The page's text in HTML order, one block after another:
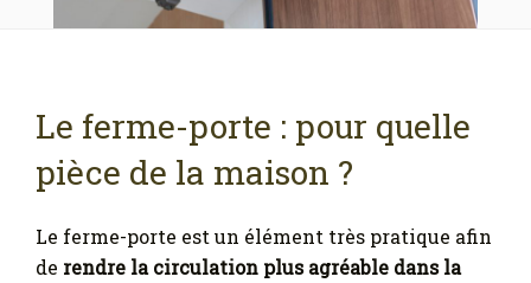
Le ferme-porte : pour quelle
pièce de la maison ?
Le ferme-porte est un élément très pratique afin
de rendre la circulation plus agréable dans la